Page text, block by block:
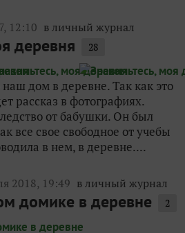
12:10 в личный журнал
деревня 28
дом в деревне. Так как это
рассказ в фотографиях.
от бабушки. Он был
все свое свободное от учебы
в нем, в деревне....
2018, 19:49 в личный журнал
домике в деревне 2